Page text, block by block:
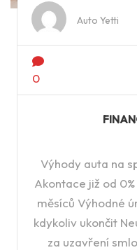
Auto Yetti
0
Výhody auta na
Akontace již od
měsíců Výhodné
kdykoliv ukončit
za uzavření